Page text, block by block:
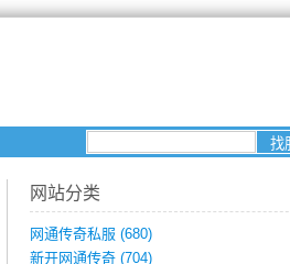
网站分类
网通传奇私服 (680)
新开网通传奇 (704)